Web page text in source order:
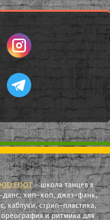
FOOT - школа танцев в
хип-хоп, джаз-фанк,
каблуки, стрип-пластика,
и ритмика для